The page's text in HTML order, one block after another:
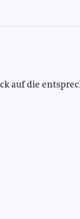
auf die